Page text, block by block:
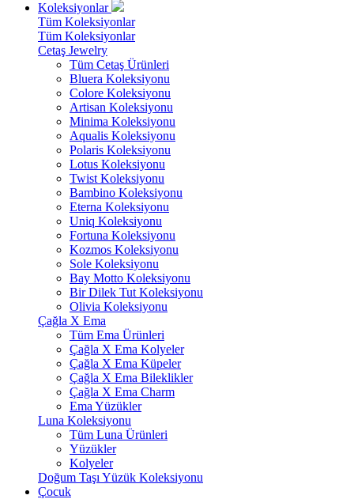
Koleksiyonlar
Tüm Koleksiyonlar
Tüm Koleksiyonlar
Cetaş Jewelry
Tüm Cetaş Ürünleri
Bluera Koleksiyonu
Colore Koleksiyonu
Artisan Koleksiyonu
Minima Koleksiyonu
Aqualis Koleksiyonu
Polaris Koleksiyonu
Lotus Koleksiyonu
Twist Koleksiyonu
Bambino Koleksiyonu
Eterna Koleksiyonu
Uniq Koleksiyonu
Fortuna Koleksiyonu
Kozmos Koleksiyonu
Sole Koleksiyonu
Bay Motto Koleksiyonu
Bir Dilek Tut Koleksiyonu
Olivia Koleksiyonu
Çağla X Ema
Tüm Ema Ürünleri
Çağla X Ema Kolyeler
Çağla X Ema Küpeler
Çağla X Ema Bileklikler
Çağla X Ema Charm
Ema Yüzükler
Luna Koleksiyonu
Tüm Luna Ürünleri
Yüzükler
Kolyeler
Doğum Taşı Yüzük Koleksiyonu
Çocuk